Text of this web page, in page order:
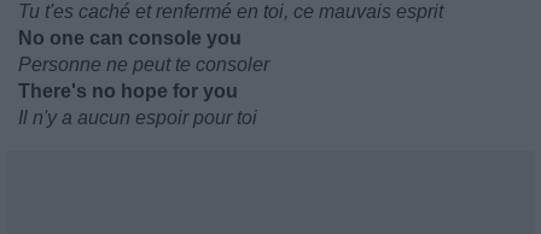
Tu t'es caché et renfermé en toi, ce mauvais esprit
No one can console you
Personne ne peut te consoler
There's no hope for you
Il n'y a aucun espoir pour toi